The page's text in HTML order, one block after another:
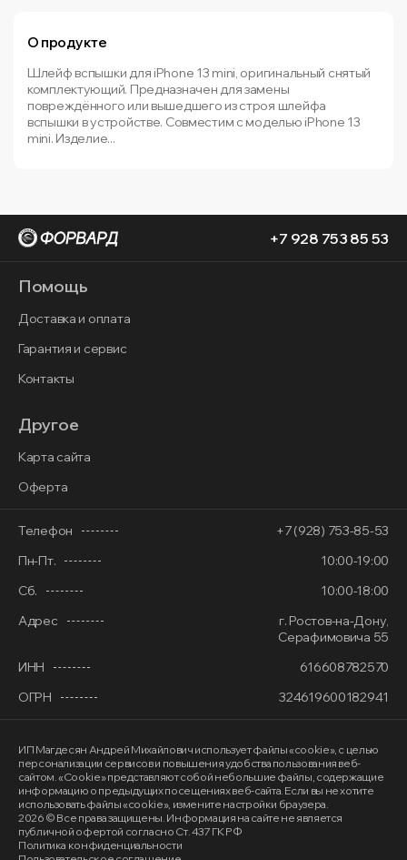
О продукте
Шлейф вспышки для iPhone 13 mini, оригинальный снятый
комплектующий. Предназначен для замены
повреждённого или вышедшего из строя шлейфа
вспышки в устройстве. Совместим с моделью iPhone 13
mini. Изделие...
+7 928 753 85 53
Помощь
Доставка и оплата
Гарантия и сервис
Контакты
Другое
Карта сайта
Оферта
Телефон
+7 (928) 753-85-53
Пн-Пт.
10:00-19:00
Сб.
10:00-18:00
Адрес
г. Ростов-на-Дону,
Серафимовича 55
ИНН
616608782570
ОГРН
324619600182941
ИП Магдесян Андрей Михайлович использует файлы «cookie», с целью
персонализации сервисов и повышения удобства пользования веб-
сайтом. «Cookie» представляют собой небольшие файлы, содержащие
информацию о предыдущих посещениях веб-сайта. Если вы не хотите
использовать файлы «cookie», измените настройки браузера.
2026 © Все права защищены. Информация на сайте не является
публичной офертой согласно Ст. 437 ГК РФ
Политика конфиденциальности